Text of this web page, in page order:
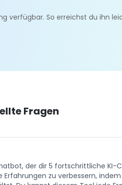
verfügbar. So erreichst du ihn
Fragen
der dir 5 fortschrittliche
zu verbessern,